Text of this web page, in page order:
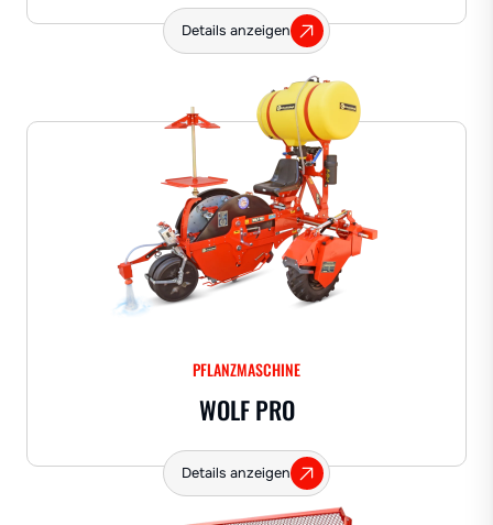
Details anzeigen
PFLANZMASCHINE
WOLF PRO
Details anzeigen